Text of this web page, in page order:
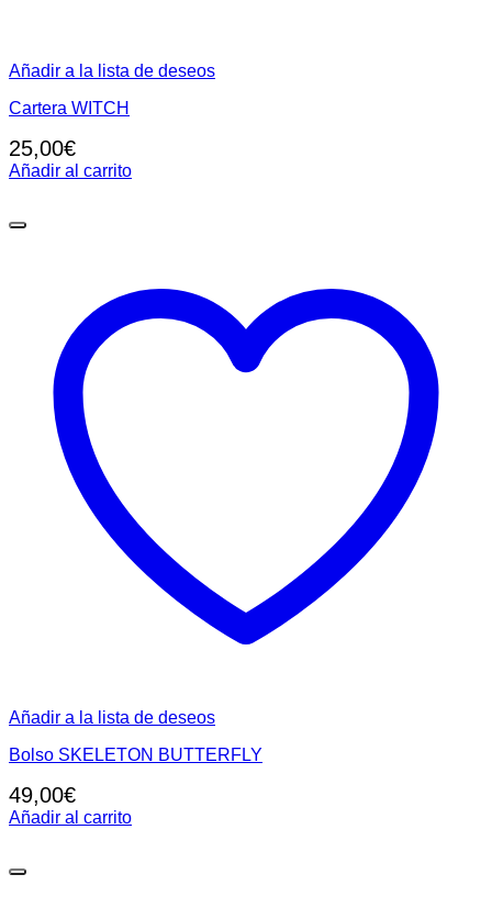
Añadir a la lista de deseos
Cartera WITCH
25,00€
Añadir al carrito
Añadir a la lista de deseos
Bolso SKELETON BUTTERFLY
49,00€
Añadir al carrito